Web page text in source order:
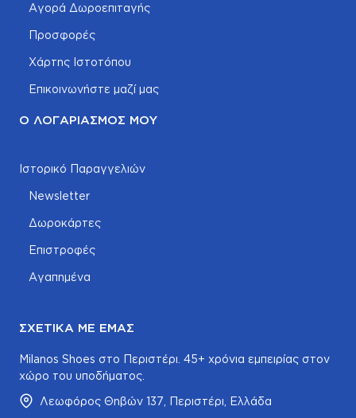
Αγορά Δωροεπιταγής
Προσφορές
Χάρτης Ιστοτόπου
Επικοινωνήστε μαζί μας
Ο ΛΟΓΑΡΙΑΣΜΌΣ ΜΟΥ
Ιστορικό Παραγγελιών
Newsletter
Δωροκάρτες
Επιστροφές
Αγαπημένα
ΣΧΕΤΙΚΆ ΜΕ ΕΜΆΣ
Milanos Shoes στο Περιστέρι. 45+ χρόνια εμπειρίας στον
χώρο του υποδήματος.
Λεωφόρος Θηβών 137, Περιστέρι, Ελλάδα